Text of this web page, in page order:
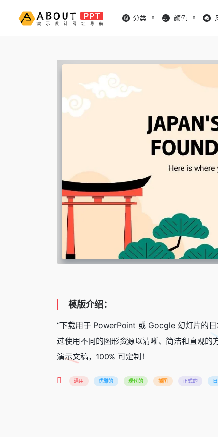
分类 颜色
模版介绍：
“下载用于 PowerPoint 或 Google 幻灯片的
过使用不同的图形资源以清晰、简洁和直观的
演示文稿，100% 可定制！
通用 优雅的 现代的 插图 正式的